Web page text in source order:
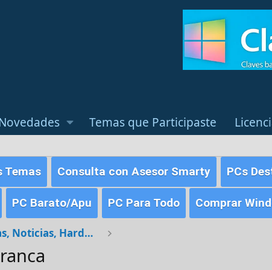
Temas que Participaste
Temas Consulta con Asesor Smarty PCs
PC Barato/Apu PC Para Todo Comprar
General [Dudas, Noticias, Hardware y Debates]